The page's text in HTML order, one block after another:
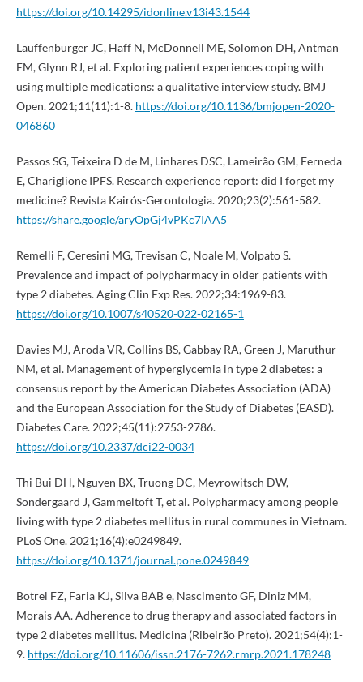
https://doi.org/10.14295/idonline.v13i43.1544
Lauffenburger JC, Haff N, McDonnell ME, Solomon DH, Antman
EM, Glynn RJ, et al. Exploring patient experiences coping with
using multiple medications: a qualitative interview study. BMJ
Open. 2021;11(11):1-8. https://doi.org/10.1136/bmjopen-2020-
046860
Passos SG, Teixeira D de M, Linhares DSC, Lameirão GM, Ferneda
E, Chariglione IPFS. Research experience report: did I forget my
medicine? Revista Kairós-Gerontologia. 2020;23(2):561-582.
https://share.google/aryOpGj4vPKc7IAA5
Remelli F, Ceresini MG, Trevisan C, Noale M, Volpato S.
Prevalence and impact of polypharmacy in older patients with
type 2 diabetes. Aging Clin Exp Res. 2022;34:1969-83.
https://doi.org/10.1007/s40520-022-02165-1
Davies MJ, Aroda VR, Collins BS, Gabbay RA, Green J, Maruthur
NM, et al. Management of hyperglycemia in type 2 diabetes: a
consensus report by the American Diabetes Association (ADA)
and the European Association for the Study of Diabetes (EASD).
Diabetes Care. 2022;45(11):2753-2786.
https://doi.org/10.2337/dci22-0034
Thi Bui DH, Nguyen BX, Truong DC, Meyrowitsch DW,
Sondergaard J, Gammeltoft T, et al. Polypharmacy among people
living with type 2 diabetes mellitus in rural communes in Vietnam.
PLoS One. 2021;16(4):e0249849.
https://doi.org/10.1371/journal.pone.0249849
Botrel FZ, Faria KJ, Silva BAB e, Nascimento GF, Diniz MM,
Morais AA. Adherence to drug therapy and associated factors in
type 2 diabetes mellitus. Medicina (Ribeirão Preto). 2021;54(4):1-
9. https://doi.org/10.11606/issn.2176-7262.rmrp.2021.178248